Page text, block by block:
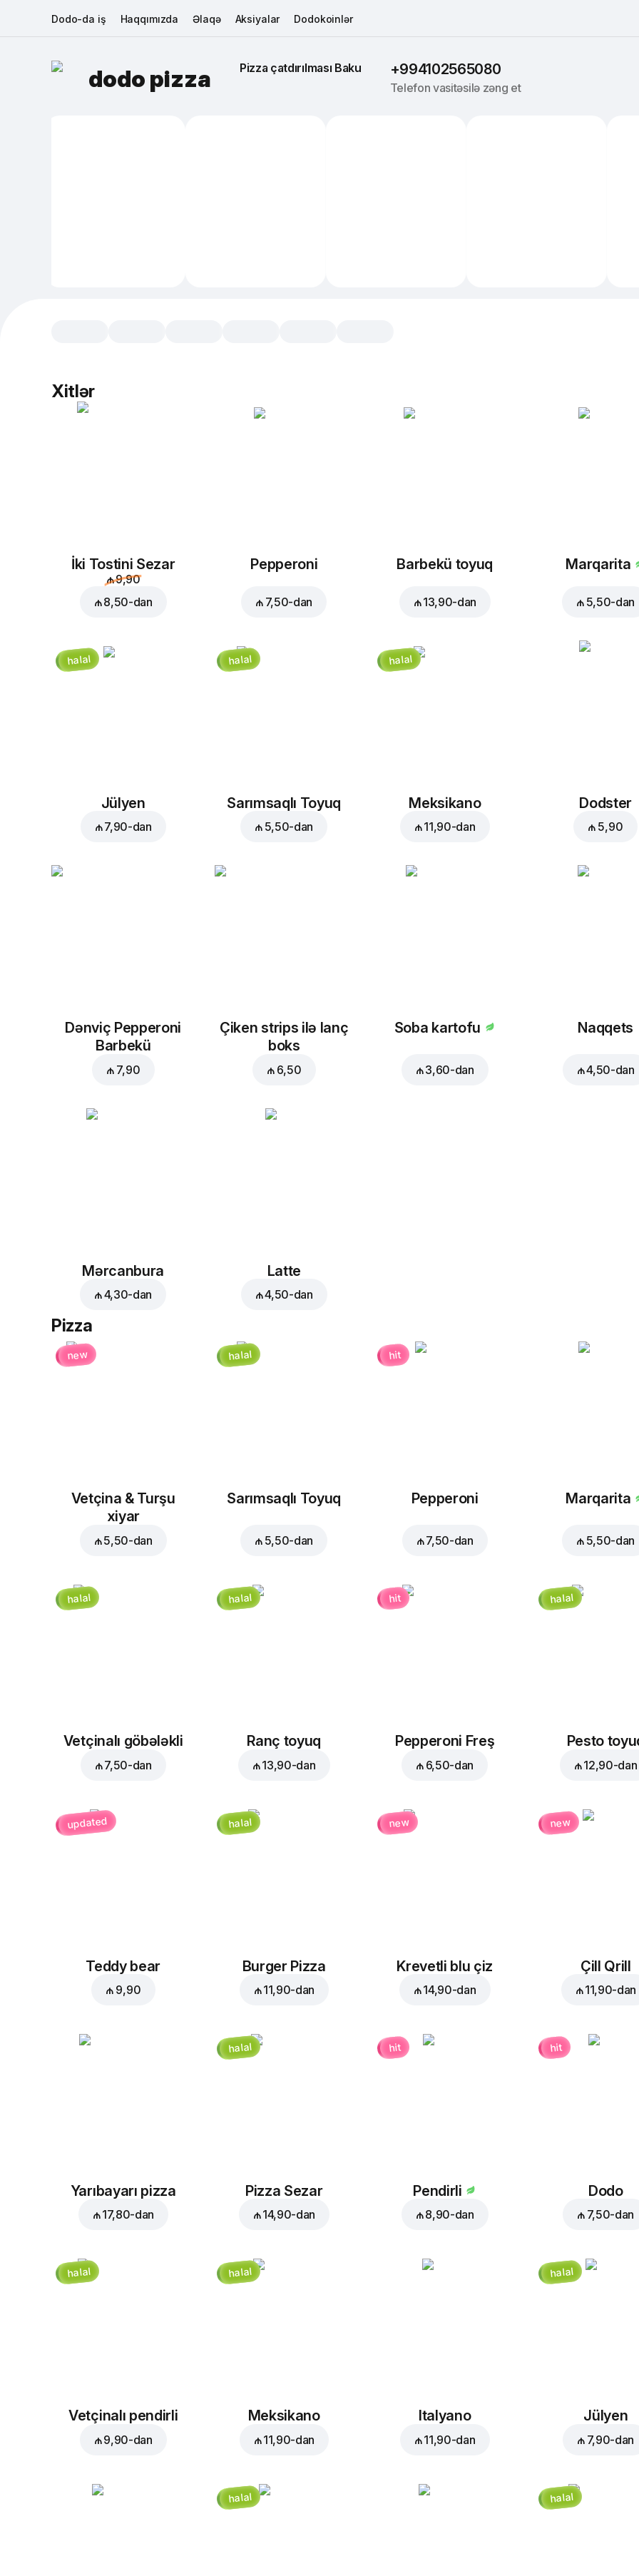
Dodo-da iş Haqqımızda Əlaqə Aksiyalar Dodokoinlər
dodo pizza Pizza çatdırılması Baku +994102565080
Telefon vasitəsilə zəng et
Xitlər
İki Tostini Sezar
₼ 9,90
₼ 8,50-dan
Pepperoni
₼ 7,50-dan
Barbekü toyuq
₼ 13,90-dan
Marqarita
₼ 5,50-dan
halal
Jülyen
₼ 7,90-dan
halal
Sarımsaqlı Toyuq
₼ 5,50-dan
halal
Meksikano
₼ 11,90-dan
Dodster
₼ 5,90
Dənviç Pepperoni
Barbekü
₼ 7,90
Çiken strips ilə lanç
boks
₼ 6,50
Soba kartofu
₼ 3,60-dan
Naqqets
₼ 4,50-dan
Mərcanbura
₼ 4,30-dan
Latte
₼ 4,50-dan
Pizza
new
Vetçina & Turşu
xiyar
₼ 5,50-dan
halal
Sarımsaqlı Toyuq
₼ 5,50-dan
hit
Pepperoni
₼ 7,50-dan
Marqarita
₼ 5,50-dan
halal
Vetçinalı göbələkli
₼ 7,50-dan
halal
Ranç toyuq
₼ 13,90-dan
hit
Pepperoni Freş
₼ 6,50-dan
halal
Pesto
₼ 12,90-dan
updated
Teddy bear
₼ 9,90
halal
Burger Pizza
₼ 11,90-dan
new
Krevetli blu çiz
₼ 14,90-dan
new
Çill Qrill
₼ 11,90-dan
Yarıbayarı pizza
₼ 17,80-dan
halal
Pizza Sezar
₼ 14,90-dan
hit
Pendirli
₼ 8,90-dan
hit
Dodo
₼ 7,50-dan
halal
Vetçinalı pendirli
₼ 9,90-dan
halal
Meksikano
₼ 11,90-dan
Italyano
₼ 11,90-dan
halal
Jülyen
₼ 7,90-dan
halal halal